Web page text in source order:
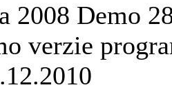
2008 Demo
verzie